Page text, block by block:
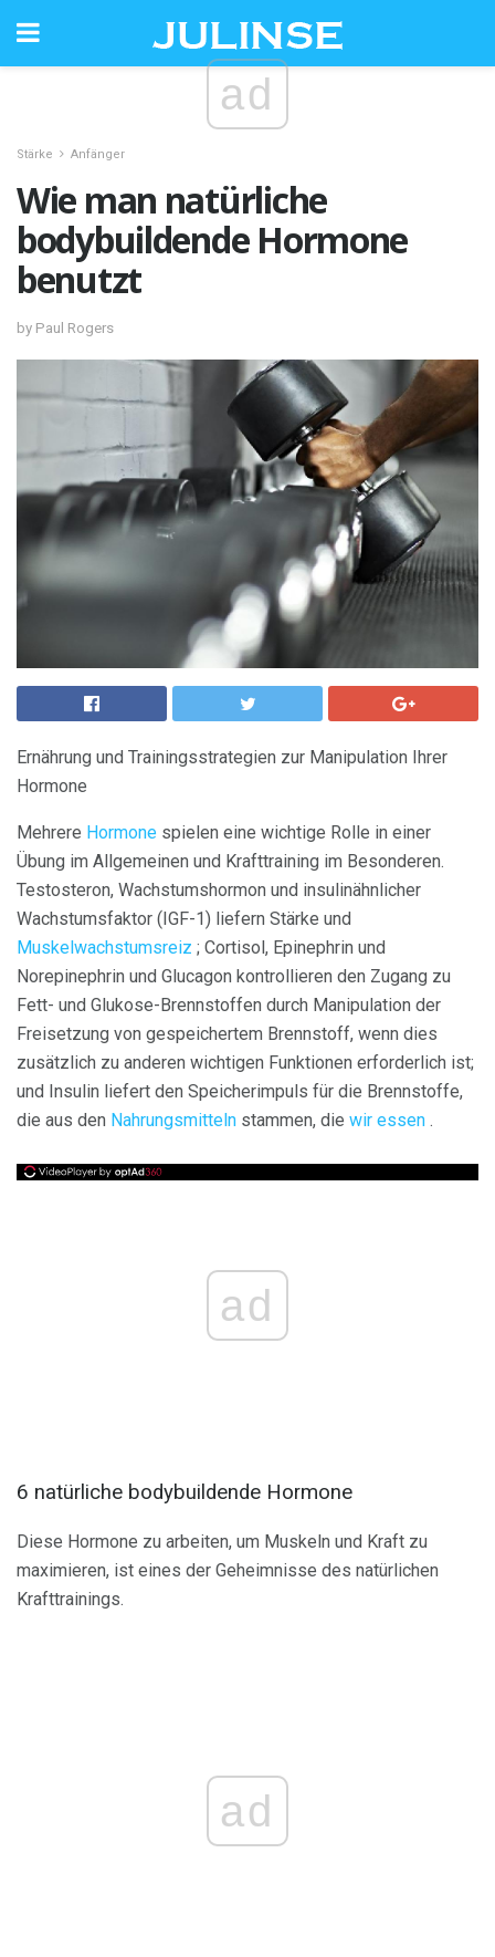
ad
Stärke Anfänger
Wie man natürliche
bodybuildende Hormone
benutzt
by Paul Rogers
Ernährung und Trainingsstrategien zur Manipulation Ihrer
Hormone
Mehrere Hormone spielen eine wichtige Rolle in einer
Übung im Allgemeinen und Krafttraining im Besonderen.
Testosteron, Wachstumshormon und insulinähnlicher
Wachstumsfaktor (IGF-1) liefern Stärke und
Muskelwachstumsreiz ; Cortisol, Epinephrin und
Norepinephrin und Glucagon kontrollieren den Zugang zu
Fett- und Glukose-Brennstoffen durch Manipulation der
Freisetzung von gespeichertem Brennstoff, wenn dies
zusätzlich zu anderen wichtigen Funktionen erforderlich ist;
und Insulin liefert den Speicherimpuls für die Brennstoffe,
die aus den Nahrungsmitteln stammen, die wir essen .
ad
6 natürliche bodybuildende Hormone
Diese Hormone zu arbeiten, um Muskeln und Kraft zu
maximieren, ist eines der Geheimnisse des natürlichen
Krafttrainings.
ad